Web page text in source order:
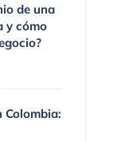
de una
y cómo
Colombia: